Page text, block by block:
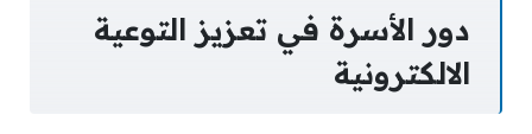
دور الأسرة في تعزيز التوعية
الالكترونية